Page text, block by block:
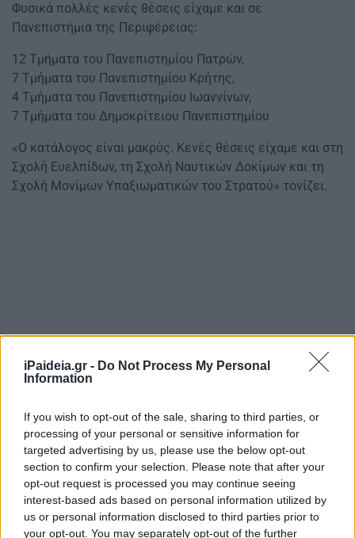
iPaideia.gr - Do Not Process My Personal
Information
If you wish to opt-out of the sale, sharing to third parties, or
processing of your personal or sensitive information for
targeted advertising by us, please use the below opt-out
section to confirm your selection. Please note that after your
opt-out request is processed you may continue seeing
interest-based ads based on personal information utilized by
us or personal information disclosed to third parties prior to
your opt-out. You may separately opt-out of the further
Φυσικά πολλές κενές θέσεις είχαμε και σε
Πανεπιστήμια της Περιφέρειας:
12 Τμήματα του Πανεπιστημίου Πατρών,
7 Τμήματα του Πανεπιστημίου Κρήτης,
4 Τμήματα του Πανεπιστημίου Ιωαννίνων,
7 Τμήματα του Δημοκρίτειου Πανεπιστημίου
«Ο κατάλογος είναι μακρύς. Κενές θέσεις είχαμε και στη
Σχολή Ευελπίδων, τη Σχολή Ναυτικών Δοκίμων και τη
Σχολή Μονίμων Υπαξιωματικών του Στρατού» τονίζει.